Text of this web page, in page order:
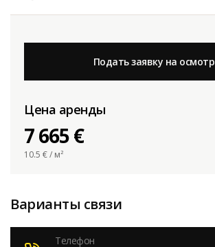
Подать заявку на осмотр
Цена аренды
7 665 €
10.5 € / м²
Варианты связи
Телефон